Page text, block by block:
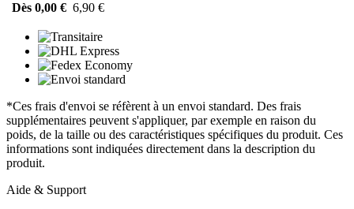
Dès 0,00 € 6,90 €
*Ces frais d'envoi se réfèrent à un envoi standard. Des frais
supplémentaires peuvent s'appliquer, par exemple en raison du
poids, de la taille ou des caractéristiques spécifiques du produit. Ces
informations sont indiquées directement dans la description du
produit.
Aide & Support